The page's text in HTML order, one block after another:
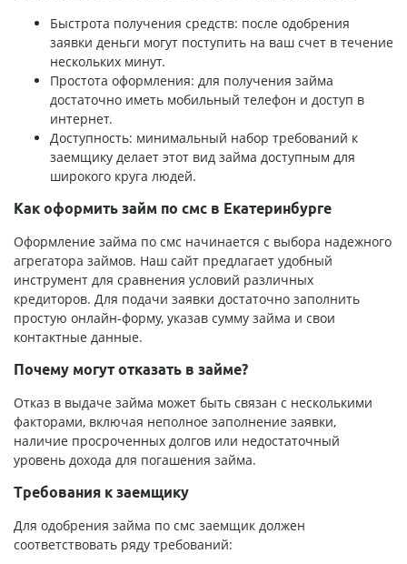
Быстрота получения средств: после одобрения
заявки деньги могут поступить на ваш счет в течение
нескольких минут.
Простота оформления: для получения займа
достаточно иметь мобильный телефон и доступ в
интернет.
Доступность: минимальный набор требований к
заемщику делает этот вид займа доступным для
широкого круга людей.
Как оформить займ по смс в Екатеринбурге
Оформление займа по смс начинается с выбора надежного
агрегатора займов. Наш сайт предлагает удобный
инструмент для сравнения условий различных
кредиторов. Для подачи заявки достаточно заполнить
простую онлайн-форму, указав сумму займа и свои
контактные данные.
Почему могут отказать в займе?
Отказ в выдаче займа может быть связан с несколькими
факторами, включая неполное заполнение заявки,
наличие просроченных долгов или недостаточный
уровень дохода для погашения займа.
Требования к заемщику
Для одобрения займа по смс заемщик должен
соответствовать ряду требований: